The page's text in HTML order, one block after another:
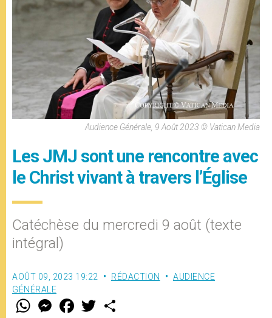
Audience Générale, 9 Août 2023 © Vatican Media
Les JMJ sont une rencontre avec
le Christ vivant à travers l’Église
Catéchèse du mercredi 9 août (texte
intégral)
AOÛT 09, 2023 19:22 RÉDACTION
AUDIENCE
GÉNÉRALE
W M
e
F
a w